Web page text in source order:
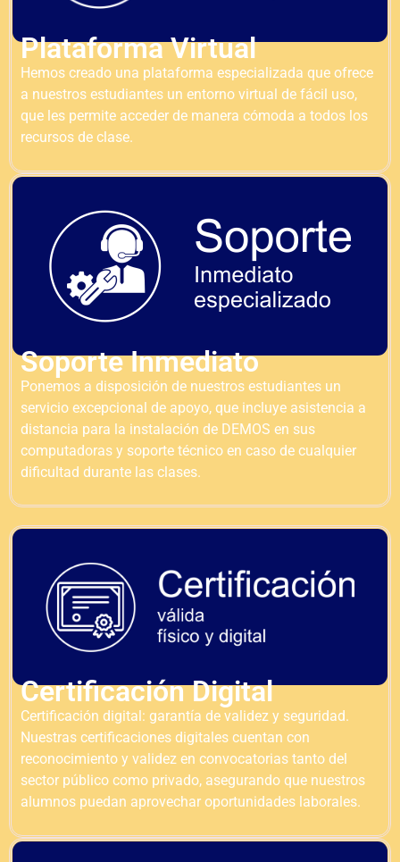
Plataforma Virtual
Hemos creado una plataforma especializada que ofrece
a nuestros estudiantes un entorno virtual de fácil uso,
que les permite acceder de manera cómoda a todos los
recursos de clase.
Soporte Inmediato
Ponemos a disposición de nuestros estudiantes un
servicio excepcional de apoyo, que incluye asistencia a
distancia para la instalación de DEMOS en sus
computadoras y soporte técnico en caso de cualquier
dificultad durante las clases.
Certificación Digital
Certificación digital: garantía de validez y seguridad.
Nuestras certificaciones digitales cuentan con
reconocimiento y validez en convocatorias tanto del
sector público como privado, asegurando que nuestros
alumnos puedan aprovechar oportunidades laborales.